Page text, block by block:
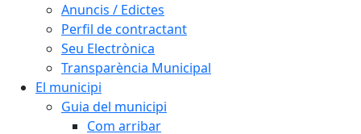
Anuncis / Edictes
Perfil de contractant
Seu Electrònica
Transparència Municipal
El municipi
Guia del municipi
Com arribar